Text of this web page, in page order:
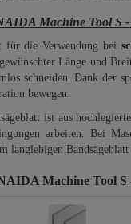
Machine Tool S -
für die Verwendung bei
Länge und
schneiden. Dank der
bewegen.
ist aus
arbeiten. Bei
langlebigen
Machine Tool S